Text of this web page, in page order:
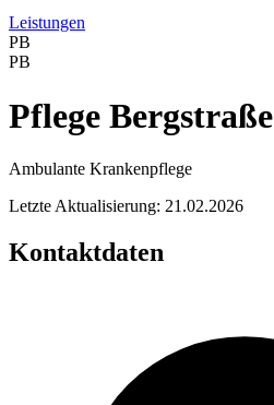
Leistungen
PB
PB
Pflege Bergstraße
Ambulante Krankenpflege
Letzte Aktualisierung: 21.02.2026
Kontaktdaten